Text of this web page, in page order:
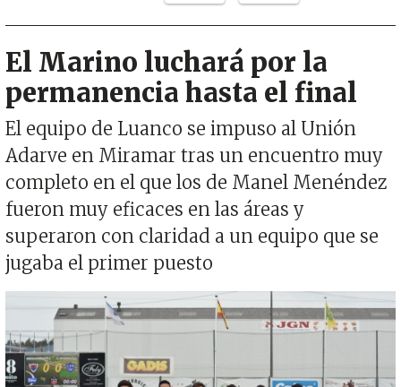
El Marino luchará por la
permanencia hasta el final
El equipo de Luanco se impuso al Unión
Adarve en Miramar tras un encuentro muy
completo en el que los de Manel Menéndez
fueron muy eficaces en las áreas y
superaron con claridad a un equipo que se
jugaba el primer puesto